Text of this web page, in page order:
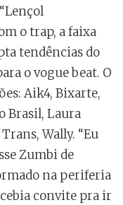
o trap, a faixa
tendências do
o vogue beat. O
Aik4, Bixarte,
Brasil, Laura
Wally. “Eu
Zumbi de
na periferia
convite pra ir